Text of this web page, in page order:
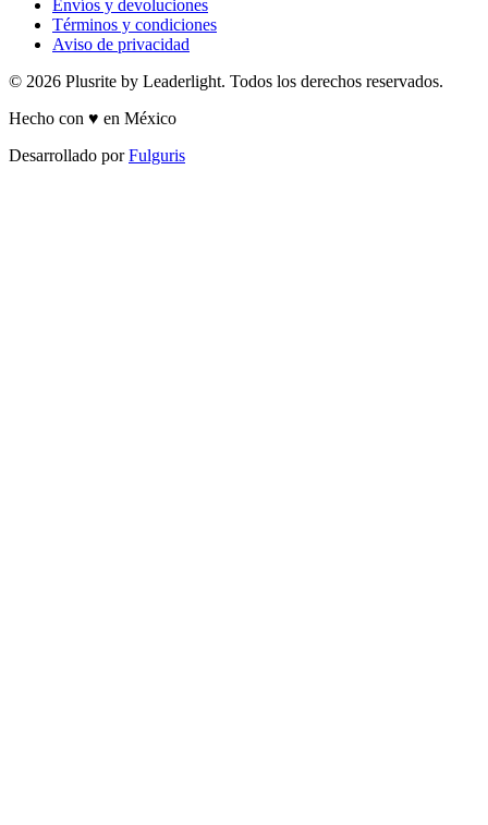
Envíos y devoluciones
Términos y condiciones
Aviso de privacidad
© 2026 Plusrite by Leaderlight. Todos los derechos reservados.
Hecho con ♥ en México
Desarrollado porFulguris